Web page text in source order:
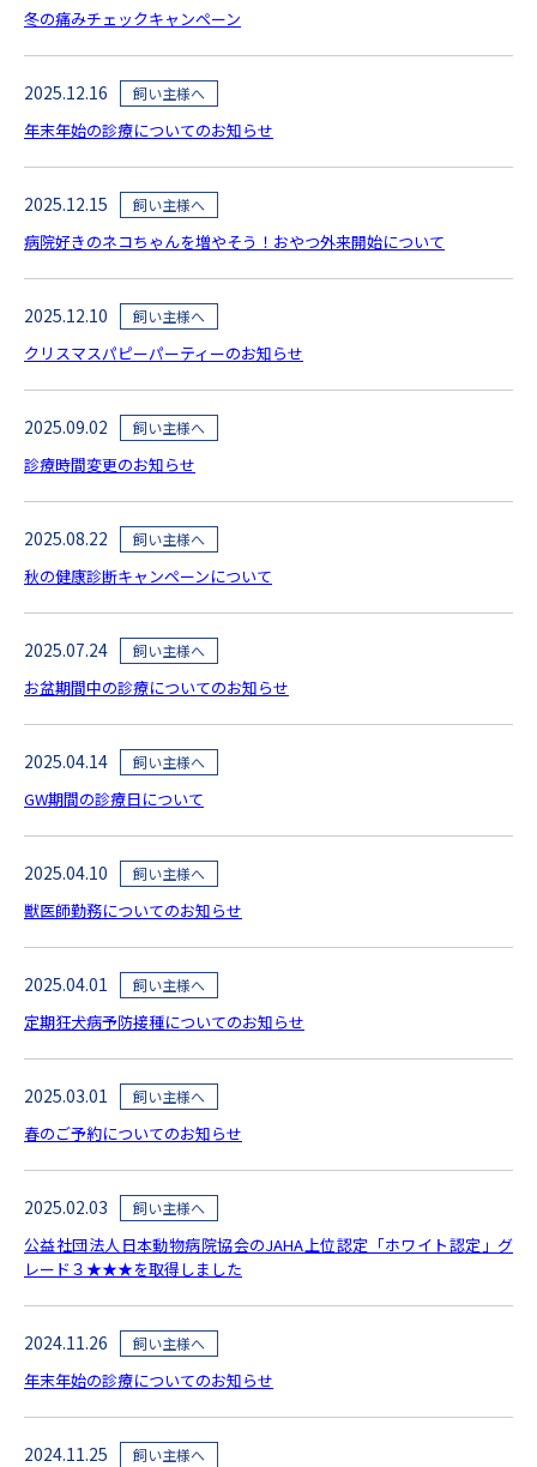
冬の痛みチェックキャンペーン
2025.12.16 飼い主様へ
年末年始の診療についてのお知らせ
2025.12.15 飼い主様へ
病院好きのネコちゃんを増やそう！おやつ外来開始について
2025.12.10 飼い主様へ
クリスマスパピーパーティーのお知らせ
2025.09.02 飼い主様へ
診療時間変更のお知らせ
2025.08.22 飼い主様へ
秋の健康診断キャンペーンについて
2025.07.24 飼い主様へ
お盆期間中の診療についてのお知らせ
2025.04.14 飼い主様へ
GW期間の診療日について
2025.04.10 飼い主様へ
獣医師勤務についてのお知らせ
2025.04.01 飼い主様へ
定期狂犬病予防接種についてのお知らせ
2025.03.01 飼い主様へ
春のご予約についてのお知らせ
2025.02.03 飼い主様へ
公益社団法人日本動物病院協会のJAHA上位認定「ホワイト認定」グ
レード３★★★を取得しました
2024.11.26 飼い主様へ
年末年始の診療についてのお知らせ
2024.11.25 飼い主様へ